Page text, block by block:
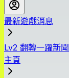
最新遊戲消息
Lv2 翻轉一躍新聞
主頁